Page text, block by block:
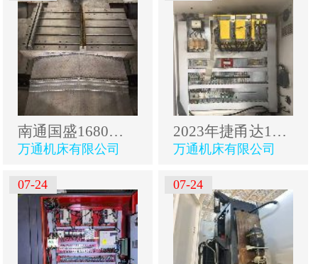
南通国盛1680数控铣床重型倒T结构床身.两线一硬导轨发.
万通机床有限公司
2023年捷甬达1814粗框机卧铣，超重型床身，全防护，三.
万通机床有限公司
07-24 07-24